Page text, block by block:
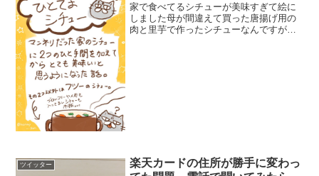
家で食べてるシチューが美味すぎて絵に
しました母が間違えて買った唐揚げ用の
肉と里芋で作ったシチューなんですが万
ツイッター
楽天カードの住所が勝手に変わっ